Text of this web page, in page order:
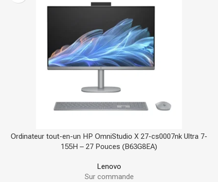
Ordinateur tout-en-un HP OmniStudio X 27-cs0007nk Ultra 7-
155H – 27 Pouces (B63G8EA)
Lenovo
Sur commande